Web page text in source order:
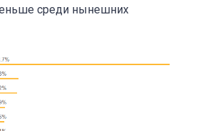
среди нынешних